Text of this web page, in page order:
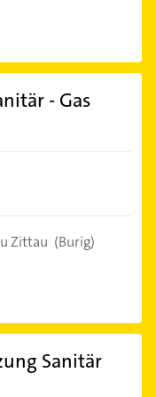
- Gas
Zittau (Burig)
Sanitär